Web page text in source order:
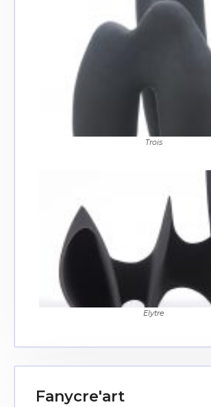
* Champ obligatoire
Statut / Organisation
J'accepte les termes et conditions
Trois
Elytre
Fanycre'art